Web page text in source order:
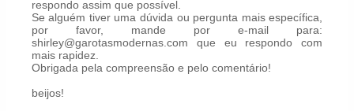
respondo assim que possível.
Se alguém tiver uma dúvida ou pergunta mais específica,
por favor, mande por e-mail para:
shirley@garotasmodernas.com que eu respondo com
mais rapidez.
Obrigada pela compreensão e pelo comentário!
beijos!